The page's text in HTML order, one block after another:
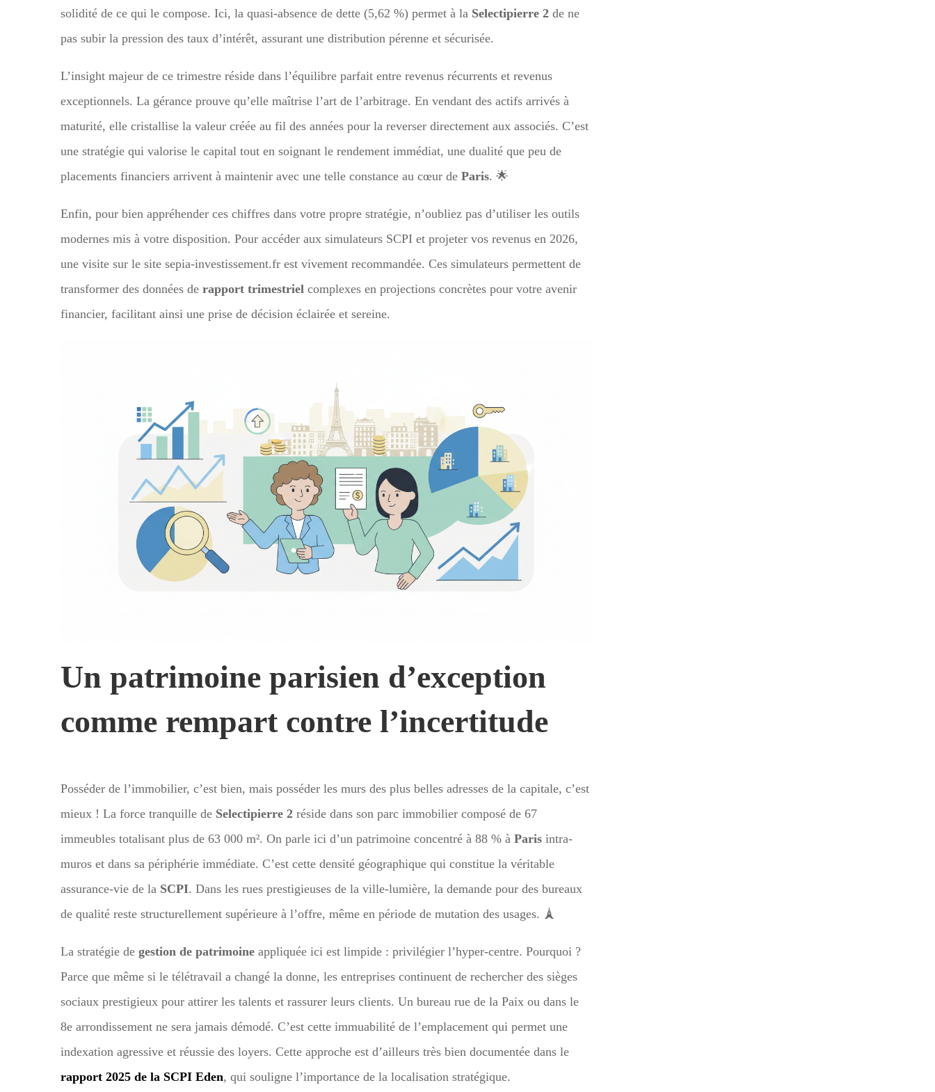
solidité de ce qui le compose. Ici, la quasi-absence de dette (5,62 %) permet à la Selectipierre 2 de ne
pas subir la pression des taux d’intérêt, assurant une distribution pérenne et sécurisée.
L’insight majeur de ce trimestre réside dans l’équilibre parfait entre revenus récurrents et revenus
exceptionnels. La gérance prouve qu’elle maîtrise l’art de l’arbitrage. En vendant des actifs arrivés à
maturité, elle cristallise la valeur créée au fil des années pour la reverser directement aux associés. C’est
une stratégie qui valorise le capital tout en soignant le rendement immédiat, une dualité que peu de
placements financiers arrivent à maintenir avec une telle constance au cœur de Paris. 🌟
Enfin, pour bien appréhender ces chiffres dans votre propre stratégie, n’oubliez pas d’utiliser les outils
modernes mis à votre disposition. Pour accéder aux simulateurs SCPI et projeter vos revenus en 2026,
une visite sur le site sepia-investissement.fr est vivement recommandée. Ces simulateurs permettent de
transformer des données de rapport trimestriel complexes en projections concrètes pour votre avenir
financier, facilitant ainsi une prise de décision éclairée et sereine.
Un patrimoine parisien d’exception
comme rempart contre l’incertitude
Posséder de l’immobilier, c’est bien, mais posséder les murs des plus belles adresses de la capitale, c’est
mieux ! La force tranquille de Selectipierre 2 réside dans son parc immobilier composé de 67
immeubles totalisant plus de 63 000 m². On parle ici d’un patrimoine concentré à 88 % à Paris intra-
muros et dans sa périphérie immédiate. C’est cette densité géographique qui constitue la véritable
assurance-vie de la SCPI. Dans les rues prestigieuses de la ville-lumière, la demande pour des bureaux
de qualité reste structurellement supérieure à l’offre, même en période de mutation des usages. 🗼
La stratégie de gestion de patrimoine appliquée ici est limpide : privilégier l’hyper-centre. Pourquoi ?
Parce que même si le télétravail a changé la donne, les entreprises continuent de rechercher des sièges
sociaux prestigieux pour attirer les talents et rassurer leurs clients. Un bureau rue de la Paix ou dans le
8e arrondissement ne sera jamais démodé. C’est cette immuabilité de l’emplacement qui permet une
indexation agressive et réussie des loyers. Cette approche est d’ailleurs très bien documentée dans le
rapport 2025 de la SCPI Eden, qui souligne l’importance de la localisation stratégique.